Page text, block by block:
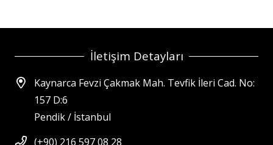
İletişim Detayları
Kaynarca Fevzi Çakmak Mah. Tevfik İleri Cad. No:
157 D:6
Pendik / İstanbul
(+90) 216 597 08 28